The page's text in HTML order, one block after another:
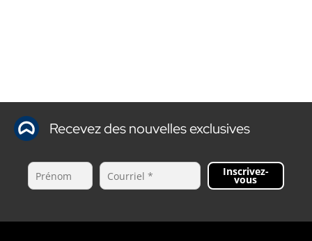
Recevez des nouvelles exclusives
Inscrivez-
vous